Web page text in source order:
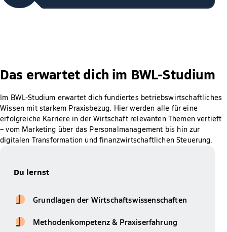
Das erwartet dich im BWL-Studium
Im BWL-Studium erwartet dich fundiertes betriebswirtschaftliches
Wissen mit starkem Praxisbezug. Hier werden alle für eine
erfolgreiche Karriere in der Wirtschaft relevanten Themen vertieft
– vom Marketing über das Personalmanagement bis hin zur
digitalen Transformation und finanzwirtschaftlichen Steuerung.
Du lernst
Grundlagen der Wirtschaftswissenschaften
Methodenkompetenz & Praxiserfahrung